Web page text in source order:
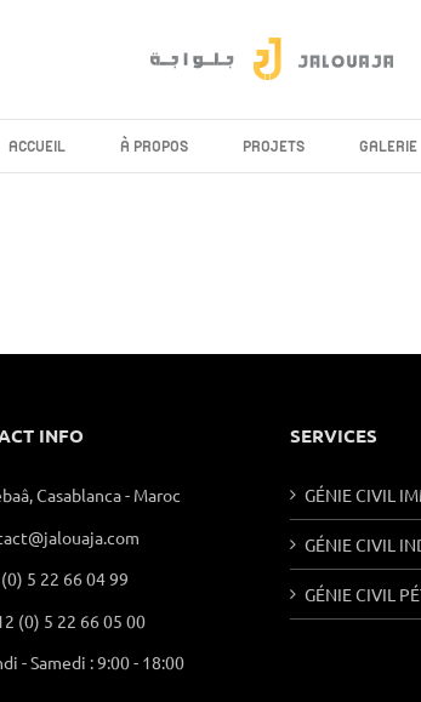
ACCUEIL À PROPOS PROJETS GALERIE
INFO
Casablanca - Maroc
5 22 66 04 99
(0) 5 22 66 05 00
- Samedi : 9:00 - 18:00
SERVICES
GÉNIE CIVIL
GÉNIE CIVIL
GÉNIE CIVIL